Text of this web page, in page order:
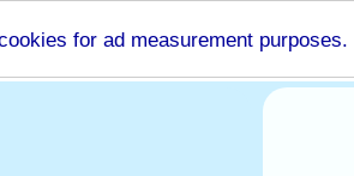
for ad measurement purposes.